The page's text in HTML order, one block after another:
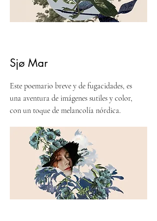
Sjø Mar
Este poemario breve y de fugacidades, es
una aventura de imágenes sutiles y color,
con un toque de melancolía nórdica.